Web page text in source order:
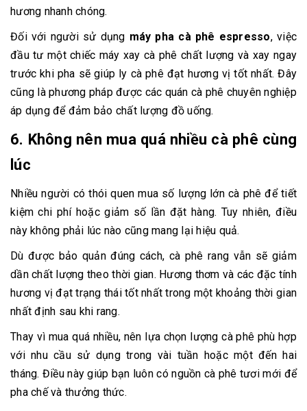
hương nhanh chóng.
Đối với người sử dụng máy pha cà phê espresso, việc
đầu tư một chiếc máy xay cà phê chất lượng và xay ngay
trước khi pha sẽ giúp ly cà phê đạt hương vị tốt nhất. Đây
cũng là phương pháp được các quán cà phê chuyên nghiệp
áp dụng để đảm bảo chất lượng đồ uống.
6. Không nên mua quá nhiều cà phê cùng
lúc
Nhiều người có thói quen mua số lượng lớn cà phê để tiết
kiệm chi phí hoặc giảm số lần đặt hàng. Tuy nhiên, điều
này không phải lúc nào cũng mang lại hiệu quả.
Dù được bảo quản đúng cách, cà phê rang vẫn sẽ giảm
dần chất lượng theo thời gian. Hương thơm và các đặc tính
hương vị đạt trạng thái tốt nhất trong một khoảng thời gian
nhất định sau khi rang.
Thay vì mua quá nhiều, nên lựa chọn lượng cà phê phù hợp
với nhu cầu sử dụng trong vài tuần hoặc một đến hai
tháng. Điều này giúp bạn luôn có nguồn cà phê tươi mới để
pha chế và thưởng thức.